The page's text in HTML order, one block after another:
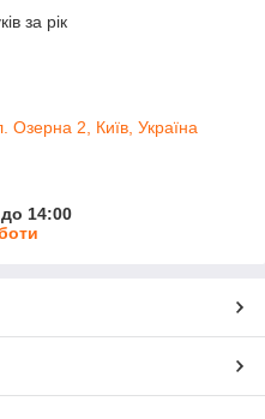
за рік
Озерна 2, Київ, Україна
14:00